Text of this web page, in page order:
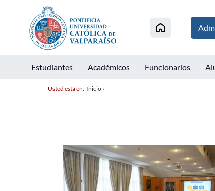
Estudiantes Académicos Funcionarios
Usted está en: Inicio›